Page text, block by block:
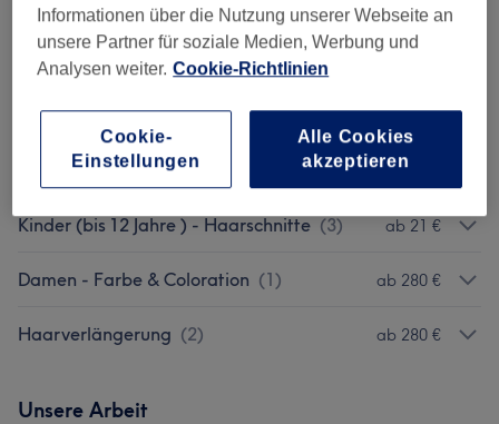
Damen - Coloration, Schnitt & Selber
Föhnen (5)
ab 104 €
Damen - Coloration, Schnitt & Föhnen (5) ab 110 €
Herren - Haarschnitte & Stylings 3) ab 21 €
Kinder (bis 12 Jahre ) - Haarschnitte (3) ab 21 €
Damen - Farbe & Coloration (1) ab 280 €
Haarverlängerung (2) ab 280 €
Unsere Arbeit
Informationen über die Nutzung unserer Webseite an
unsere Partner für soziale Medien, Werbung und
Analysen weiter. Cookie-Richtlinien
Cookie-
Einstellungen
Alle Cookies
akzeptieren